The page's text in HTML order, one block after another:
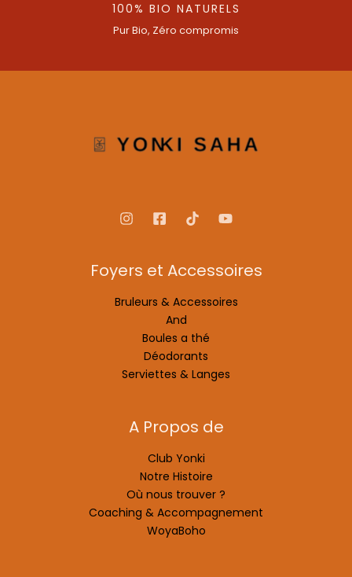
100% BIO NATURELS
Pur Bio, Zéro compromis
Foyers et Accessoires
Bruleurs & Accessoires
And
Boules a thé
Déodorants
Serviettes & Langes
A Propos de
Club Yonki
Notre Histoire
Où nous trouver ?
Coaching & Accompagnement
WoyaBoho